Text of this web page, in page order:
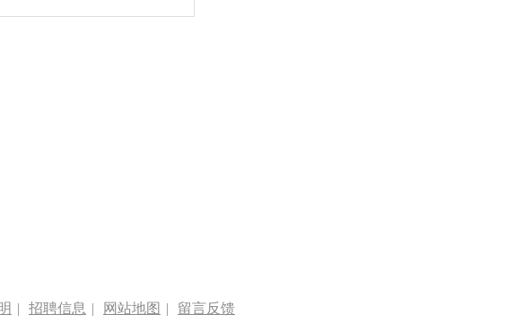
| 招聘信息 | 网站地图 | 留言反馈